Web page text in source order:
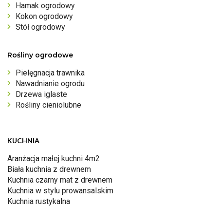
Hamak ogrodowy
Kokon ogrodowy
Stół ogrodowy
Rośliny ogrodowe
Pielęgnacja trawnika
Nawadnianie ogrodu
Drzewa iglaste
Rośliny cieniolubne
KUCHNIA
Aranżacja małej kuchni 4m2
Biała kuchnia z drewnem
Kuchnia czarny mat z drewnem
Kuchnia w stylu prowansalskim
Kuchnia rustykalna